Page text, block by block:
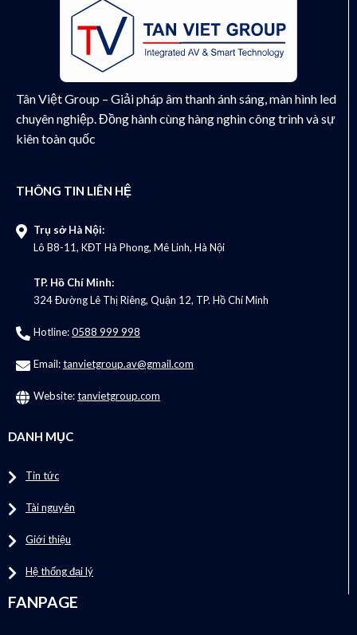
Tân Việt Group – Giải pháp âm thanh ánh sáng, màn hình led
chuyên nghiệp. Đồng hành cùng hàng nghìn công trình và sự
kiên toàn quốc
THÔNG TIN LIÊN HỆ
Trụ sở Hà Nội:
Lô B8-11, KĐT Hà Phong, Mê Linh, Hà Nội
TP. Hồ Chí Minh:
324 Đường Lê Thị Riêng, Quận 12, TP. Hồ Chí Minh
Hotline:0588 999 998
Email:tanvietgroup.av@gmail.com
Website:tanvietgroup.com
DANH MỤC
Tin tức
Tài nguyên
Giới thiệu
Hệ thống đại lý
FANPAGE